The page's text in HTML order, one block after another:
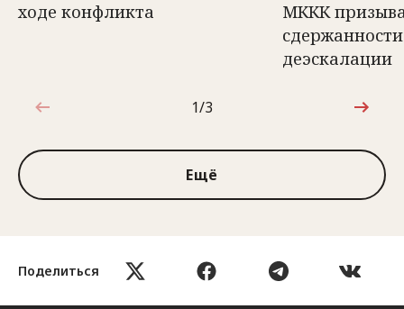
Поделиться
ходе конфликта
МККК
деэскалации
1 из 3
1/3
Ещё